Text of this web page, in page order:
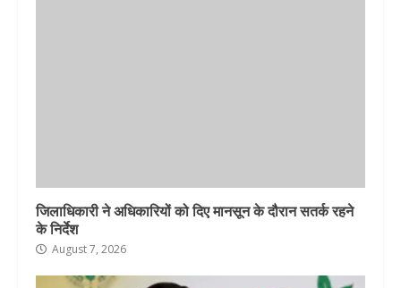
जिलाधिकारी ने अधिकारियों को दिए मानसून के दौरान सतर्क रहने
के निर्देश
August 7, 2026